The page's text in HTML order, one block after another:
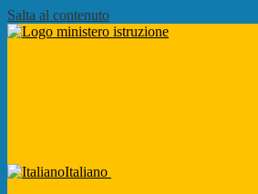
Salta al contenuto
Italiano